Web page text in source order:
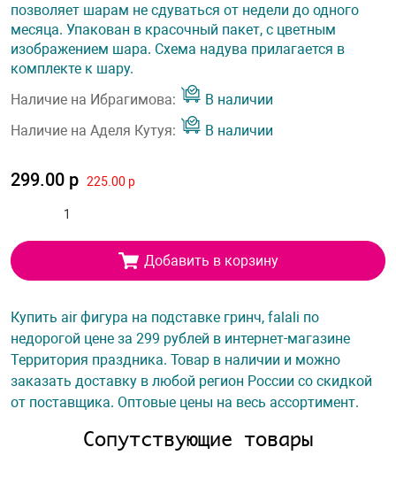
позволяет шарам не сдуваться от недели до одного
месяца. Упакован в красочный пакет, с цветным
изображением шара. Схема надува прилагается в
комплекте к шару.
Наличие на Ибрагимова:
В наличии
Наличие на Аделя Кутуя:
В наличии
299.00 р 225.00 р
Добавить в корзину
Купить air фигура на подставке гринч, falali по
недорогой цене за 299 рублей в интернет-магазине
Территория праздника. Товар в наличии и можно
заказать доставку в любой регион России со скидкой
от поставщика. Оптовые цены на весь ассортимент.
Сопутствующие товары